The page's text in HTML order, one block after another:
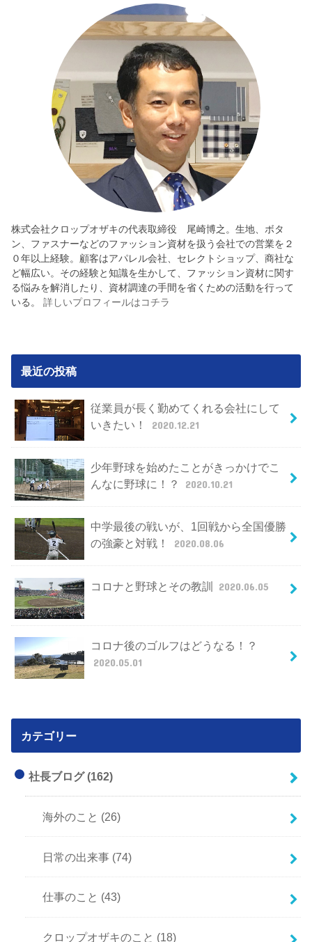
株式会社クロップオザキの代表取締役 尾崎博之。生地、ボタ
ン、ファスナーなどのファッション資材を扱う会社での営業を２
０年以上経験。顧客はアパレル会社、セレクトショップ、商社な
ど幅広い。その経験と知識を生かして、ファッション資材に関す
る悩みを解消したり、資材調達の手間を省くための活動を行って
いる。詳しいプロフィールはコチラ
最近の投稿
従業員が長く勤めてくれる会社にして
いきたい！
2020.12.21
少年野球を始めたことがきっかけでこ
んなに野球に！？
2020.10.21
中学最後の戦いが、1回戦から全国優勝
の強豪と対戦！
2020.08.06
コロナと野球とその教訓 2020.06.05
コロナ後のゴルフはどうなる！？
2020.05.01
カテゴリー
社長ブログ(162)
海外のこと (26)
日常の出来事 (74)
仕事のこと (43)
クロップオザキのこと (18)